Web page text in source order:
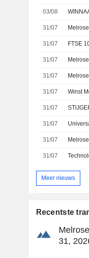
03/08
31/07
31/07 FTSE
31/07
31/07
31/07 Winst
31/07
31/07
31/07
31/07
Meer nieuws
Recentste
31,